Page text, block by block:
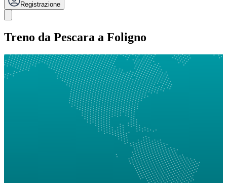
Registrazione
Treno da Pescara a Foligno